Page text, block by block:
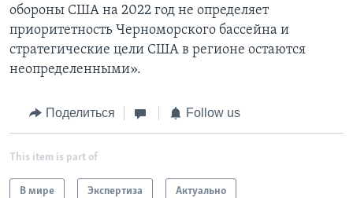
обороны США на 2022 год не определяет
приоритетность Черноморского бассейна и
стратегические цели США в регионе остаются
неопределенными».
Поделиться Follow us
This item is part of
В мире Экспертиза Актуально